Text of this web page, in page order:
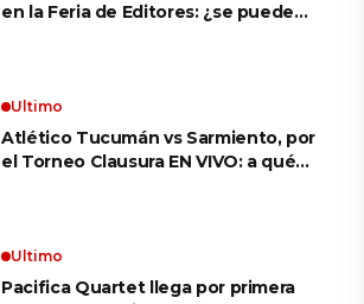
en la Feria de Editores: ¿se puede
Ultimo
Atlético Tucumán vs Sarmiento, por
el Torneo Clausura EN VIVO: a qué
Ultimo
Pacifica Quartet llega por primera